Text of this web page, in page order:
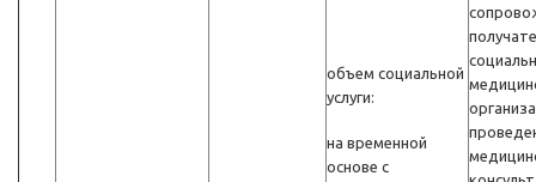
объем социальной
услуги:
на временной
основе с